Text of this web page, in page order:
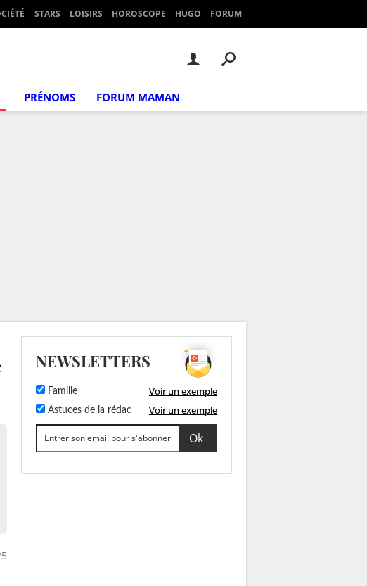
STARS LOISIRS HOROSCOPE HUGO FORUM
PRÉNOMS FORUM MAMAN
NEWSLETTERS
Famille Voir un exemple
Astuces de la rédac Voir un exemple